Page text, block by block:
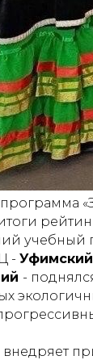
учебный
-
-
внедряет